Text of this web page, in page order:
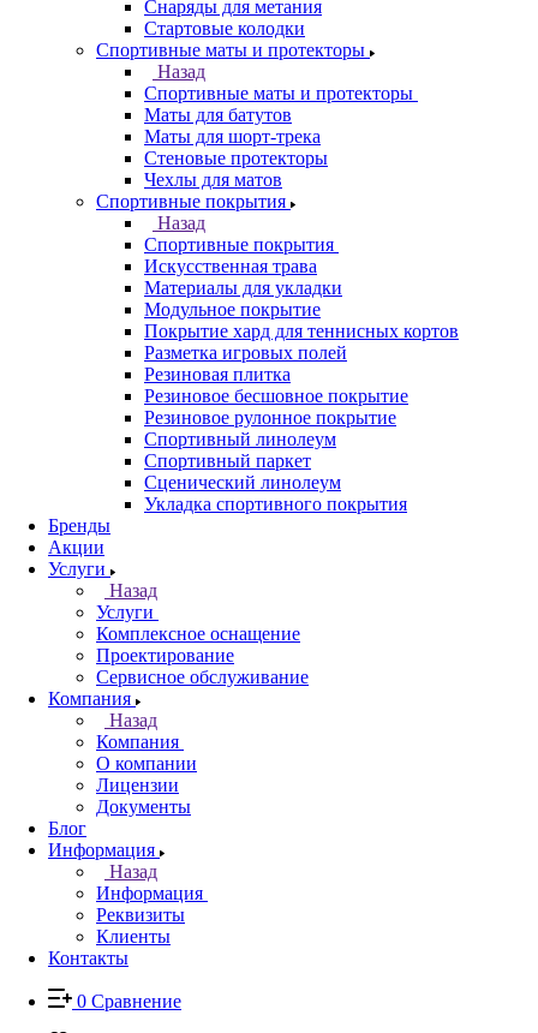
Снаряды для метания
Стартовые колодки
Спортивные маты и протекторы
Назад
Спортивные маты и протекторы
Маты для батутов
Маты для шорт-трека
Стеновые протекторы
Чехлы для матов
Спортивные покрытия
Назад
Спортивные покрытия
Искусственная трава
Материалы для укладки
Модульное покрытие
Покрытие хард для теннисных кортов
Разметка игровых полей
Резиновая плитка
Резиновое бесшовное покрытие
Резиновое рулонное покрытие
Спортивный линолеум
Спортивный паркет
Сценический линолеум
Укладка спортивного покрытия
Бренды
Акции
Услуги
Назад
Услуги
Комплексное оснащение
Проектирование
Сервисное обслуживание
Компания
Назад
Компания
О компании
Лицензии
Документы
Блог
Информация
Назад
Информация
Реквизиты
Клиенты
Контакты
0 Сравнение